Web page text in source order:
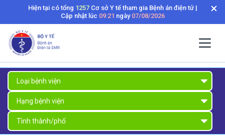
Hiện tại có tổng 1257Cơ sở Y tế tham gia Bệnh án điện tử |
Cập nhật lúc 09:21 ngày 07/08/2026